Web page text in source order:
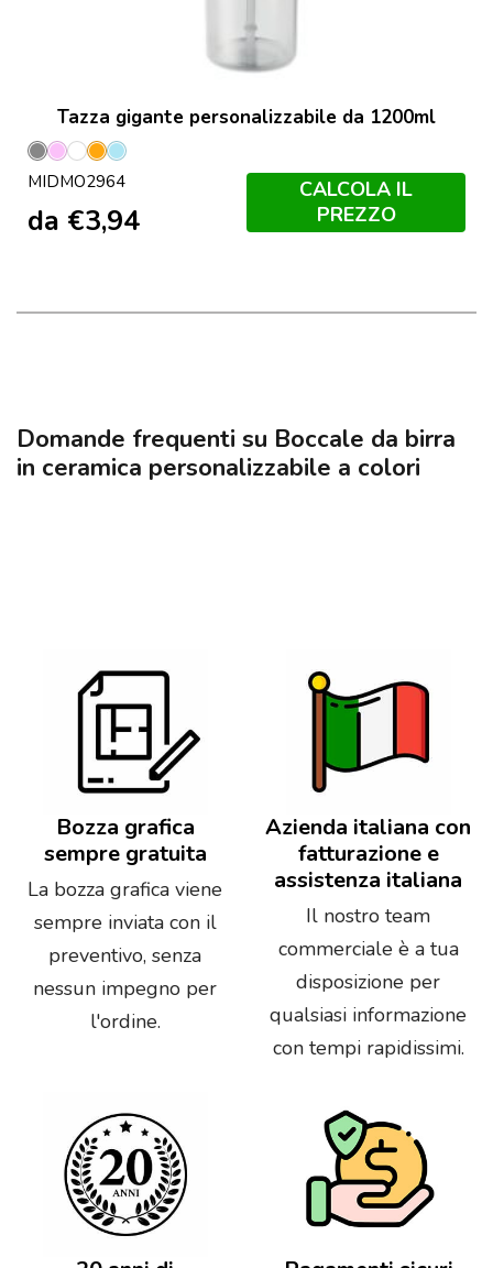
Tazza gigante personalizzabile da 1200ml
Grigio
Trasparente
Rosa
Trasparente
Trasparente
Arancio
Trasparente
Azzurro
Chiaro
Trasparente
MIDMO2964
da €3,94
CALCOLA IL
PREZZO
Domande frequenti su Boccale da birra
in ceramica personalizzabile a colori
Bozza grafica
sempre gratuita
La bozza grafica viene
sempre inviata con il
preventivo, senza
nessun impegno per
l'ordine.
Azienda italiana con
fatturazione e
assistenza italiana
Il nostro team
commerciale è a tua
disposizione per
qualsiasi informazione
con tempi rapidissimi.